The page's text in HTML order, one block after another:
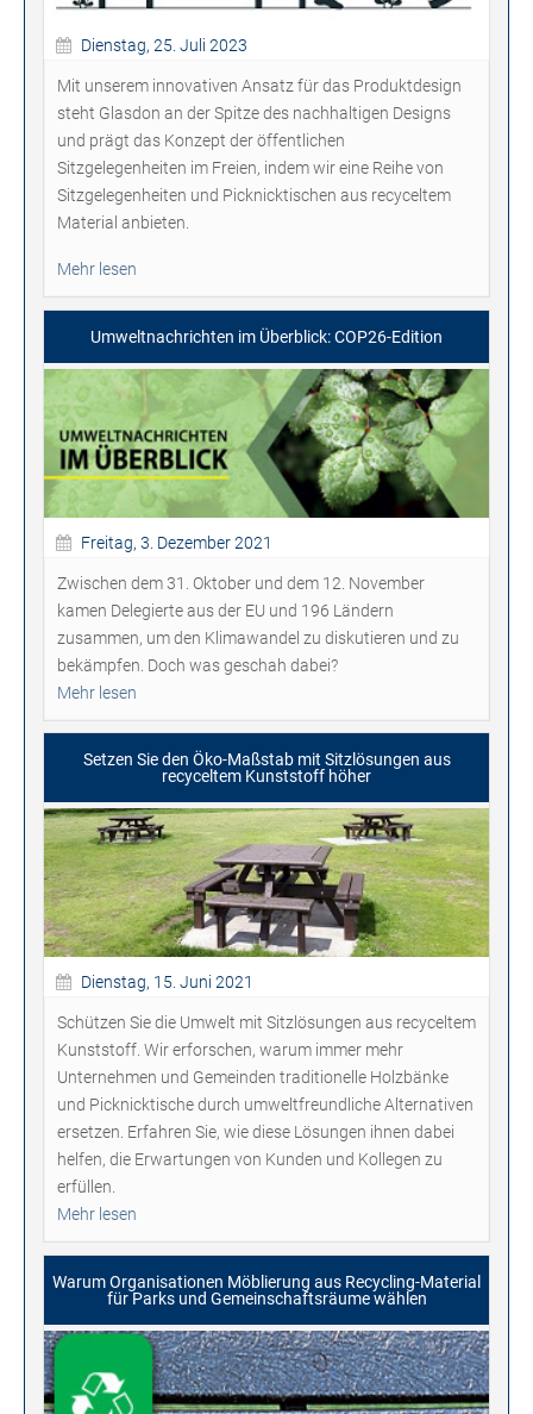
Dienstag, 25. Juli 2023
Mit unserem innovativen Ansatz für das Produktdesign
steht Glasdon an der Spitze des nachhaltigen Designs
und prägt das Konzept der öffentlichen
Sitzgelegenheiten im Freien, indem wir eine Reihe von
Sitzgelegenheiten und Picknicktischen aus recyceltem
Material anbieten.
Mehr lesen
Umweltnachrichten im Überblick: COP26-Edition
Freitag, 3. Dezember 2021
Zwischen dem 31. Oktober und dem 12. November
kamen Delegierte aus der EU und 196 Ländern
zusammen, um den Klimawandel zu diskutieren und zu
bekämpfen. Doch was geschah dabei?
Mehr lesen
Setzen Sie den Öko-Maßstab mit Sitzlösungen aus
recyceltem Kunststoff höher
Dienstag, 15. Juni 2021
Schützen Sie die Umwelt mit Sitzlösungen aus recyceltem
Kunststoff. Wir erforschen, warum immer mehr
Unternehmen und Gemeinden traditionelle Holzbänke
und Picknicktische durch umweltfreundliche Alternativen
ersetzen. Erfahren Sie, wie diese Lösungen ihnen dabei
helfen, die Erwartungen von Kunden und Kollegen zu
erfüllen.
Mehr lesen
Warum Organisationen Möblierung aus Recycling-Material
für Parks und Gemeinschaftsräume wählen